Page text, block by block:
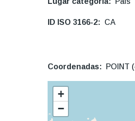
ID ISO 3166-2 CA
Coordenadas POINT
+
−